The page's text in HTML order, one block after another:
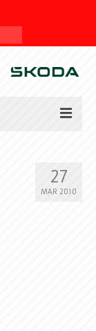
27
MAR 2010